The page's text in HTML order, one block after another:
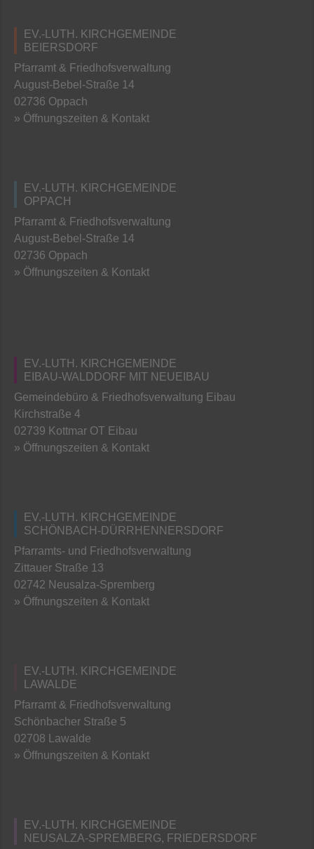
EV.-LUTH. KIRCHGEMEINDE
BEIERSDORF
Pfarramt & Friedhofsverwaltung
August-Bebel-Straße 14
02736 Oppach
» Öffnungszeiten & Kontakt
EV.-LUTH. KIRCHGEMEINDE
OPPACH
Pfarramt & Friedhofsverwaltung
August-Bebel-Straße 14
02736 Oppach
» Öffnungszeiten & Kontakt
EV.-LUTH. KIRCHGEMEINDE
EIBAU-WALDDORF MIT NEUEIBAU
Gemeindebüro & Friedhofsverwaltung Eibau
Kirchstraße 4
02739 Kottmar OT Eibau
» Öffnungszeiten & Kontakt
EV.-LUTH. KIRCHGEMEINDE
SCHÖNBACH-DÜRRHENNERSDORF
Pfarramts- und Friedhofsverwaltung
Zittauer Straße 13
02742 Neusalza-Spremberg
» Öffnungszeiten & Kontakt
EV.-LUTH. KIRCHGEMEINDE
LAWALDE
Pfarramt & Friedhofsverwaltung
Schönbacher Straße 5
02708 Lawalde
» Öffnungszeiten & Kontakt
EV.-LUTH. KIRCHGEMEINDE
NEUSALZA-SPREMBERG, FRIEDERSDORF